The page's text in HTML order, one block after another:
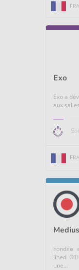
Exo
Exo a
aux
Fondée
Jihed
une...